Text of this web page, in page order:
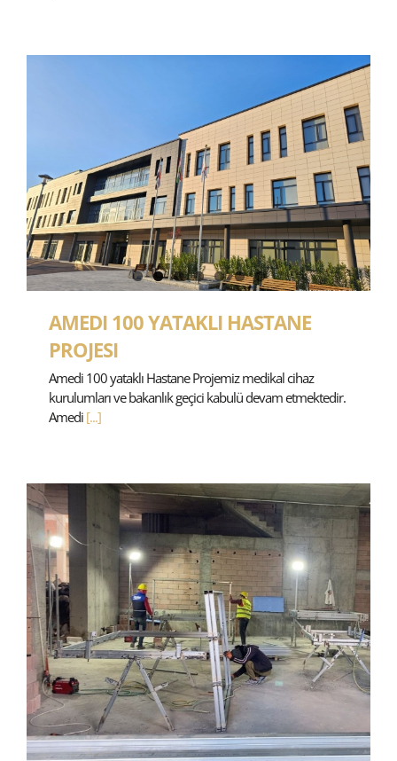
AMEDI 100 YATAKLI HASTANE
PROJESI
Amedi 100 yataklı Hastane Projemiz medikal cihaz
kurulumları ve bakanlık geçici kabulü devam etmektedir.
Amedi [...]